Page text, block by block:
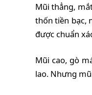
Mũi thẳng,
thốn tiền bạc,
được chuẩn
Mũi cao, gò
lao. Nhưng